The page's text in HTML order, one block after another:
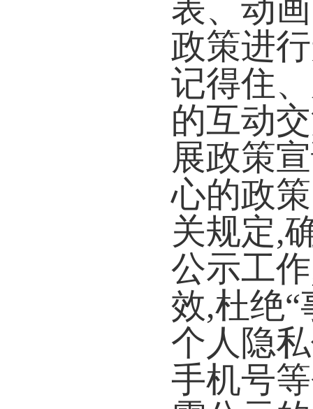
表、动
政策进
记得住、
的互动
展政策
心的政
关规定,
公示工作
效,杜绝“
个人隐
手机号